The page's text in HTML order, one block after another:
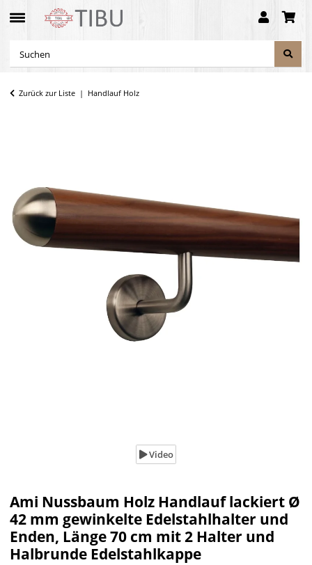
Zurück zur Liste Handlauf Holz
Video
Ami Nussbaum Holz Handlauf lackiert Ø
42 mm gewinkelte Edelstahlhalter und
Enden, Länge 70 cm mit 2 Halter und
Halbrunde Edelstahlkappe